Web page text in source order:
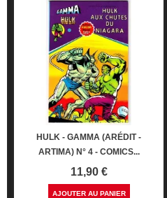
HULK - GAMMA (ARÉDIT -
ARTIMA) N° 4 - COMICS...
Prix
11,90 €
AJOUTER AU PANIER